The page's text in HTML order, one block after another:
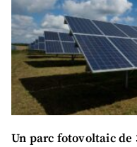
Un parc fotovoltaic de